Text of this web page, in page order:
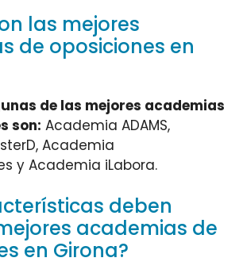
las mejores
de oposiciones en
de las mejores academias
son: Academia ADAMS,
Academia
y Academia iLabora.
deben
academias de
en Girona?